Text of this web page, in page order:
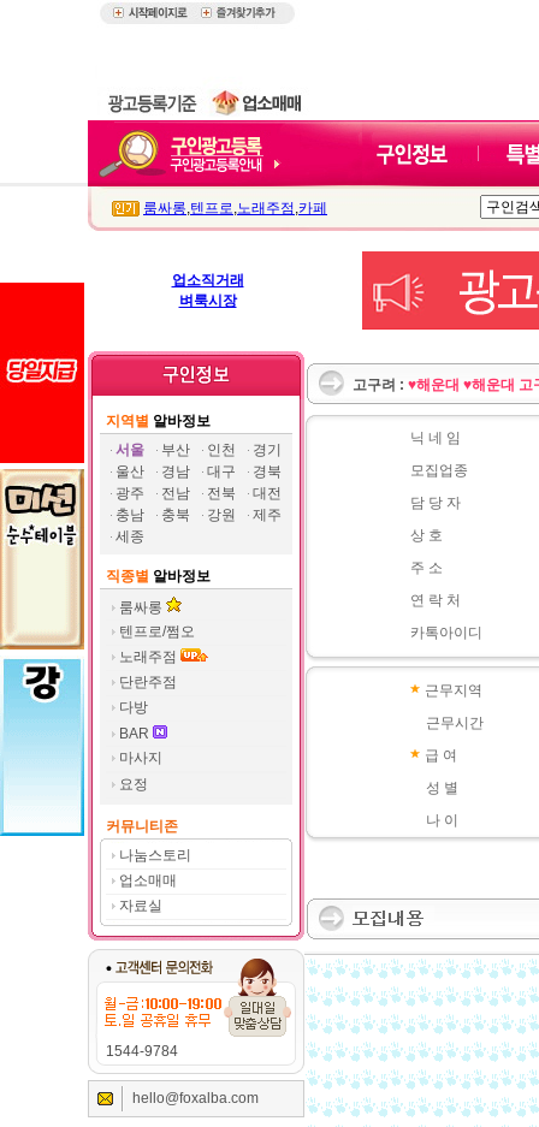
룸싸롱,텐프로,노래주점 ,카페
업소직거래
벼룩시장
지역별 알바정보
서울
부산 인천
경기
울산
경남 대구
경북
광주
전남 전북
대전
충남
충북 강원
제주
세종
직종별 알바정보
룸싸롱
텐프로/쩜오
노래주점
단란주점
다방
BAR
마사지
요정
커뮤니티존
나눔스토리
업소매매
자료실
1544-9784
hello@foxalba.com
고구려 : ♥해운대 ♥해운대 고
닉 네 임
모집업종
담 당 자
상 호
주 소
연 락 처
카톡아이디
근무지역
근무시간
급 여
성 별
나 이